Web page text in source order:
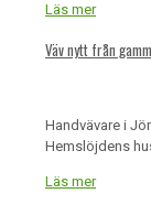
Läs mer
Väv nytt från
Handvävare i
Hemslöjdens
Läs mer